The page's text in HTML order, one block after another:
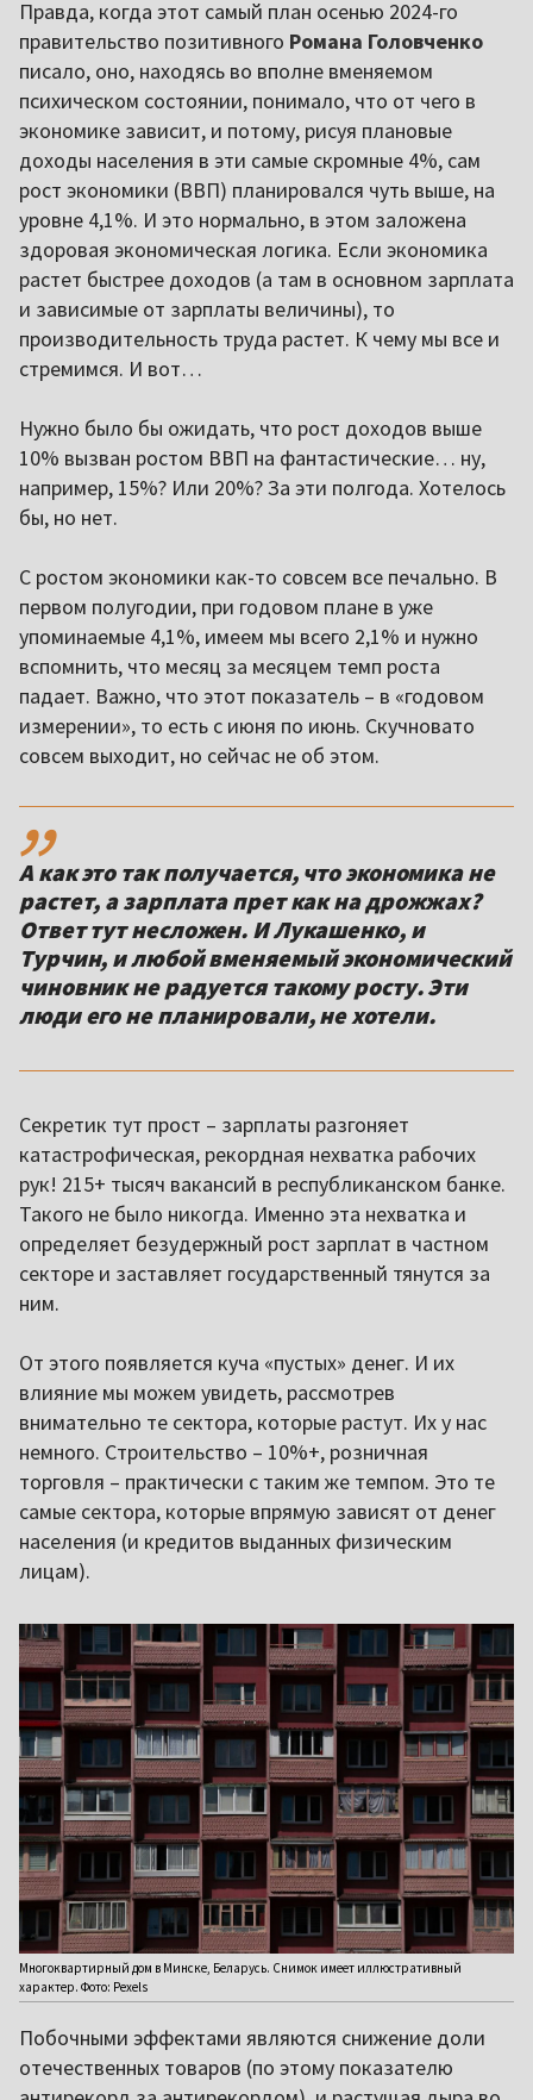
Правда, когда этот самый план осенью 2024-го
правительство позитивного Романа Головченко
писало, оно, находясь во вполне вменяемом
психическом состоянии, понимало, что от чего в
экономике зависит, и потому, рисуя плановые
доходы населения в эти самые скромные 4%, сам
рост экономики (ВВП) планировался чуть выше, на
уровне 4,1%. И это нормально, в этом заложена
здоровая экономическая логика. Если экономика
растет быстрее доходов (а там в основном зарплата
и зависимые от зарплаты величины), то
производительность труда растет. К чему мы все и
стремимся. И вот…
Нужно было бы ожидать, что рост доходов выше
10% вызван ростом ВВП на фантастические… ну,
например, 15%? Или 20%? За эти полгода. Хотелось
бы, но нет.
С ростом экономики как-то совсем все печально. В
первом полугодии, при годовом плане в уже
упоминаемые 4,1%, имеем мы всего 2,1% и нужно
вспомнить, что месяц за месяцем темп роста
падает. Важно, что этот показатель – в «годовом
измерении», то есть с июня по июнь. Скучновато
совсем выходит, но сейчас не об этом.
,,
А как это так получается, что экономика не
растет, а зарплата прет как на дрожжах?
Ответ тут несложен. И Лукашенко, и
Турчин, и любой вменяемый экономический
чиновник не радуется такому росту. Эти
люди его не планировали, не хотели.
Секретик тут прост – зарплаты разгоняет
катастрофическая, рекордная нехватка рабочих
рук! 215+ тысяч вакансий в республиканском банке.
Такого не было никогда. Именно эта нехватка и
определяет безудержный рост зарплат в частном
секторе и заставляет государственный тянутся за
ним.
От этого появляется куча «пустых» денег. И их
влияние мы можем увидеть, рассмотрев
внимательно те сектора, которые растут. Их у нас
немного. Строительство – 10%+, розничная
торговля – практически с таким же темпом. Это те
самые сектора, которые впрямую зависят от денег
населения (и кредитов выданных физическим
лицам).
Многоквартирный дом в Минске, Беларусь. Снимок имеет иллюстративный
характер. Фото: Pexels
Побочными эффектами являются снижение доли
отечественных товаров (по этому показателю